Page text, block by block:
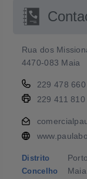
Rua dos
4470-083 Maia
229 478 660
229 411 810
Distrito Porto
Concelho Maia